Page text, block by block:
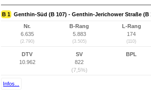
B 1 Genthin-Süd (B 107) - Genthin-Jerichower Straße (B
Nr.
6.635
(2.790)
B-Rang
5.883
(3.505)
L-Rang
174
(110)
DTV
10.962
SV
822
(7,5%)
BPL
Infos...